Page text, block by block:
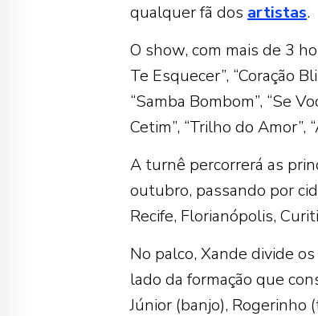
qualquer fã dos artistas.
O show, com mais de 3
Te Esquecer”, “Coração
“Samba Bombom”, “Se
Cetim”, “Trilho do Amor”,
A turnê percorrerá as
outubro, passando por
Recife, Florianópolis,
No palco, Xande divide
lado da formação que
Júnior (banjo),